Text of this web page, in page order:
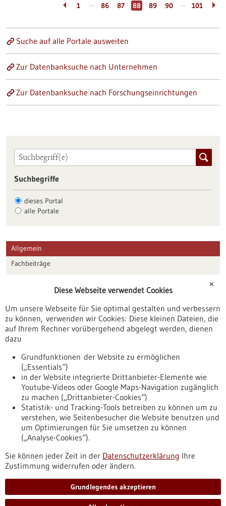
1 … 86 87 88 89 90 … 101
Suche auf alle Portale ausweiten
Zur Datenbanksuche nach Unternehmen
Zur Datenbanksuche nach Forschungseinrichtungen
Suchbegriffe
dieses Portal
alle Portale
Allgemein
Fachbeiträge
Veranstaltungen
Erscheinungsdatum
Nach oben
Informiert bleiben
Newsletter abonnieren
✕
Diese Webseite verwendet Cookies
Um unsere Webseite für Sie optimal gestalten und verbessern
zu können, verwenden wir Cookies: Diese kleinen Dateien, die
auf Ihrem Rechner vorübergehend abgelegt werden, dienen
dazu
Grundfunktionen der Website zu ermöglichen
(„Essentials“)
in der Website integrierte Drittanbieter-Elemente wie
Youtube-Videos oder Google Maps-Navigation zugänglich
zu machen („Drittanbieter-Cookies“)
Statistik- und Tracking-Tools betreiben zu können um zu
verstehen, wie Seitenbesucher die Website benutzen und
um Optimierungen für Sie umsetzen zu können
(„Analyse-Cookies“).
Sie können jeder Zeit in der Datenschutzerklärung Ihre
Zustimmung widerrufen oder ändern.
Grundlegendes akzeptieren